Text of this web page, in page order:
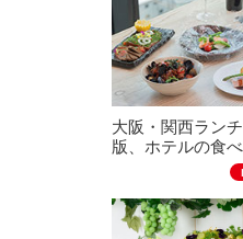
大阪・関西ラン
版、ホテルの食